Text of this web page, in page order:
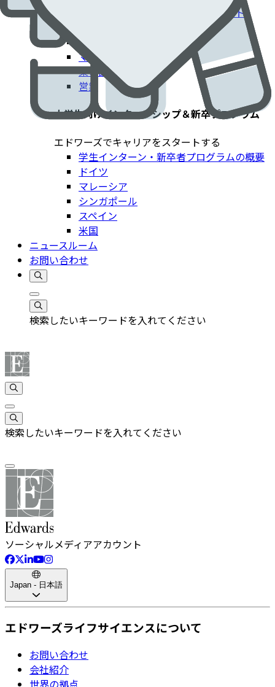
フィールドクリニカルスペシャリスト
製造工場
マーケティング
薬事部門
営業
大学生向けインターンシップ＆新卒プログラム
エドワーズでキャリアをスタートする
学生インターン・新卒者プログラムの概要
ドイツ
マレーシア
シンガポール
スペイン
米国
ニュースルーム
お問い合わせ
検索したいキーワードを入れてください
検索したいキーワードを入れてください
ソーシャルメディアアカウント
Japan - 日本語
エドワーズライフサイエンスについて
お問い合わせ
会社紹介
世界の拠点